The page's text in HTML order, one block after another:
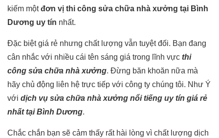
kiếm mộtđơn vị thi công sửa chữa nhà xưởng tại Bình
Dương uy tín nhất.
Đặc biệt giá rẻ nhưng chất lượng vẫn tuyệt đối. Bạn đang
cân nhắc với nhiều cái tên sáng giá trong lĩnh vực thi
công sửa chữa nhà xưởng. Đừng băn khoăn nữa mà
hãy chủ động liên hệ trực tiếp với công ty chúng tôi. Như Ý
với dịch vụ sửa chữa nhà xưởng nổi tiếng uy tín giá rẻ
nhất tại Bình Dương.
Chắc chắn bạn sẽ cảm thấy rất hài lòng vì chất lượng dịch